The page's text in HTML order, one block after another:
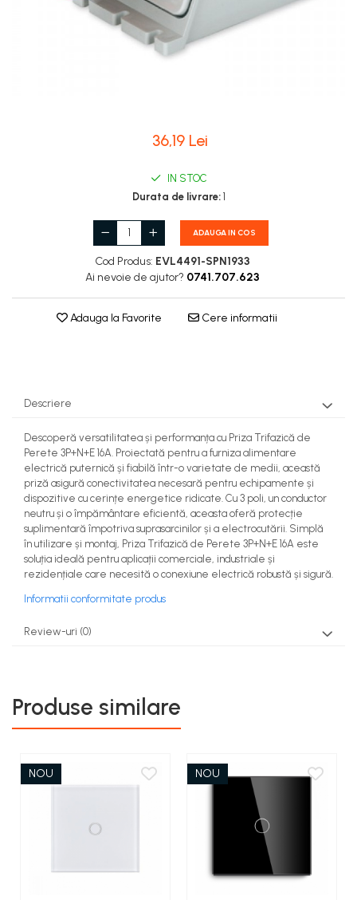
36,19 Lei
IN STOC
Durata de livrare:1
ADAUGA IN COS
Cod Produs: EVL4491-SPN1933
Ai nevoie de ajutor? 0741.707.623
Adauga la Favorite Cere informatii
Descriere
Descoperă versatilitatea și performanța cu Priza Trifazică de
Perete 3P+N+E 16A. Proiectată pentru a furniza alimentare
electrică puternică și fiabilă într-o varietate de medii, această
priză asigură conectivitatea necesară pentru echipamente și
dispozitive cu cerințe energetice ridicate. Cu 3 poli, un conductor
neutru și o împământare eficientă, aceasta oferă protecție
suplimentară împotriva suprasarcinilor și a electrocutării. Simplă
în utilizare și montaj, Priza Trifazică de Perete 3P+N+E 16A este
soluția ideală pentru aplicații comerciale, industriale și
rezidențiale care necesită o conexiune electrică robustă și sigură.
Informatii conformitate produs
Review-uri (0)
Produse similare
NOU NOU